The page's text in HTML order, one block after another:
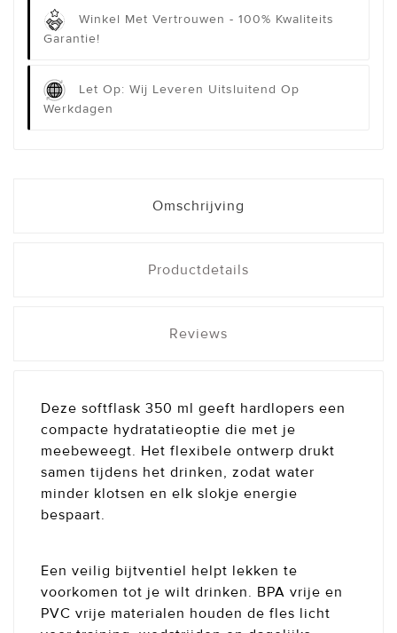
Winkel Met Vertrouwen - 100% Kwaliteits
Garantie!
Let Op: Wij Leveren Uitsluitend Op
Werkdagen
Omschrijving
Productdetails
Reviews
Deze softflask 350 ml geeft hardlopers een
compacte hydratatieoptie die met je
meebeweegt. Het flexibele ontwerp drukt
samen tijdens het drinken, zodat water
minder klotsen en elk slokje energie
bespaart.
Een veilig bijtventiel helpt lekken te
voorkomen tot je wilt drinken. BPA vrije en
PVC vrije materialen houden de fles licht